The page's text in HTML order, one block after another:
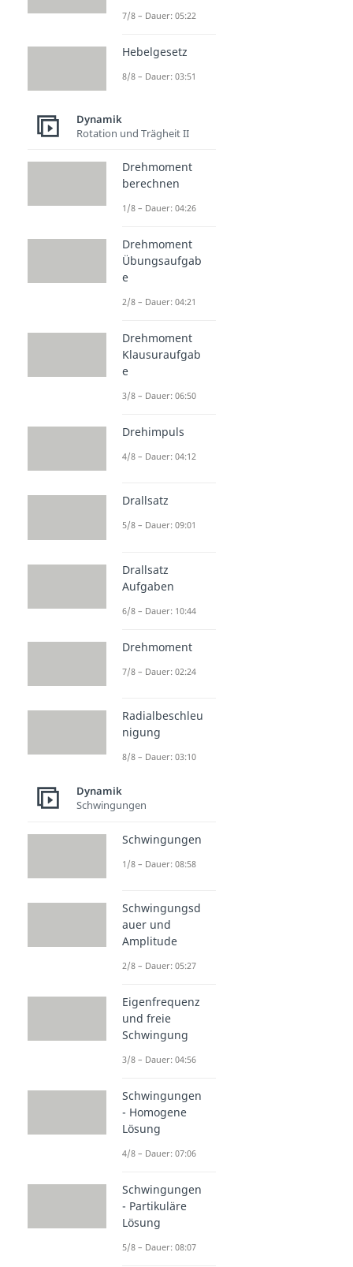
7/8 – Dauer: 05:22
Hebelgesetz
8/8 – Dauer: 03:51
Dynamik
Rotation und Trägheit II
Drehmoment
berechnen
1/8 – Dauer: 04:26
Drehmoment
Übungsaufgab
e
2/8 – Dauer: 04:21
Drehmoment
Klausuraufgab
e
3/8 – Dauer: 06:50
Drehimpuls
4/8 – Dauer: 04:12
Drallsatz
5/8 – Dauer: 09:01
Drallsatz
Aufgaben
6/8 – Dauer: 10:44
Drehmoment
7/8 – Dauer: 02:24
Radialbeschleu
nigung
8/8 – Dauer: 03:10
Dynamik
Schwingungen
Schwingungen
1/8 – Dauer: 08:58
Schwingungsd
auer und
Amplitude
2/8 – Dauer: 05:27
Eigenfrequenz
und freie
Schwingung
3/8 – Dauer: 04:56
Schwingungen
- Homogene
Lösung
4/8 – Dauer: 07:06
Schwingungen
- Partikuläre
Lösung
5/8 – Dauer: 08:07